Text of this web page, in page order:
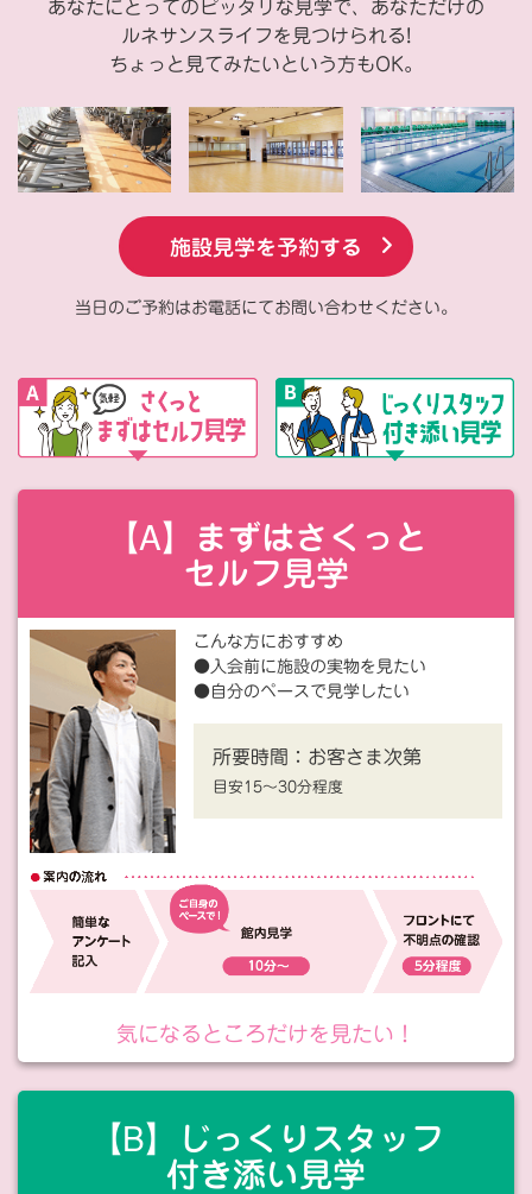
あなたにとってのピッタリな見学で、あなただけの
ルネサンスライフを見つけられる!
ちょっと見てみたいという方もOK。
施設見学を予約する
当日のご予約はお電話にてお問い合わせください。
【A】まずはさくっと
セルフ見学
こんな方におすすめ
●入会前に施設の実物を見たい
●自分のペースで見学したい
所要時間： お客さま次第
目安15〜30分程度
気になるところだけを見たい！
【B】じっくりスタッフ
付き添い見学